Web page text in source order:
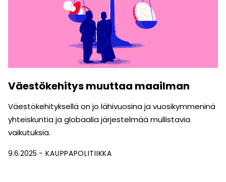
Väestökehitys muuttaa maailman
Väestökehityksellä on jo lähivuosina ja vuosikymmeninä
yhteiskuntia ja globaalia järjestelmää mullistavia
vaikutuksia.
9.6.2025 KAUPPAPOLITIIKKA